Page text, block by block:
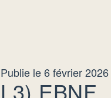
Publie le 6 février 2026
L3) EBNF